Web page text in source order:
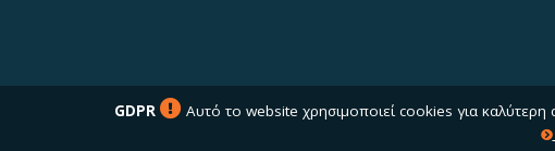
GDPR Αυτό το website χρησιμοποιεί cookies για